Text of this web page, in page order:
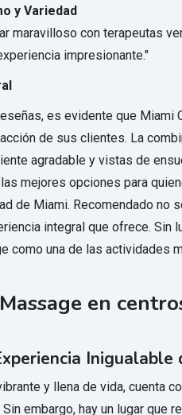
y Variedad
maravilloso con terapeutas
impresionante."
es evidente que Miami
de sus clientes. La
agradable y vistas de
mejores opciones para
de Miami. Recomendado
integral que ofrece. Sin
como una de las actividades
en
y llena de vida, cuenta
embargo, hay un lugar que